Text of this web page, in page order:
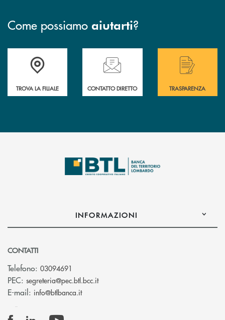
Come possiamo aiutarti?
Accedi all' elenco completo delle filiali .
TROVA LA FILIALE
Hai bisogno di assistenza immediata?
CONTATTO DIRETTO
Hai bisogno di
TRASPARENZA
INFORMAZIONI
CONTATTI
Telefono: 03094691
PEC: segreteria@pec.btl.bcc.it(si apre l’app di posta elettronica)
E-mail: info@btlbanca.it(si apre l’app di posta elettronica)